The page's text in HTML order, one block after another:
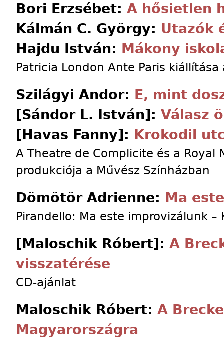
Bori Erzsébet: A hősietlen
Kálmán C. György: Utazók
Hajdu István: Mákony
Patricia London Ante Paris
Szilágyi Andor: E, mint
[Sándor L. István]: Válasz
[Havas Fanny]: Krokodil
A Theatre de Complicite és a Royal
produkciója a Művész Színházban
Dömötör Adrienne: Ma
Pirandello: Ma este improvizálunk –
[Maloschik Róbert]: A
visszatérése
CD-ajánlat
Maloschik Róbert: A
Magyarországra